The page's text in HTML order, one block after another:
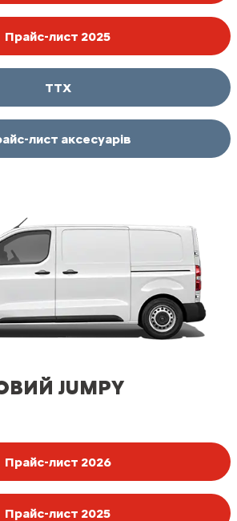
Прайс-лист 2025
ТТХ
лист аксесуарів
JUMPY
Прайс-лист 2026
Прайс-лист 2025